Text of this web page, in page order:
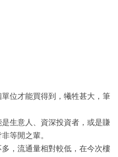
位才能買得到，犧牲甚大，筆
生意人、資深投資者，或是賺
等閒之輩。
，流通量相對較低，在今次樓